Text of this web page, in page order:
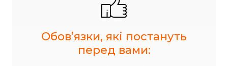
Обовʼязки, які постануть
перед вами: